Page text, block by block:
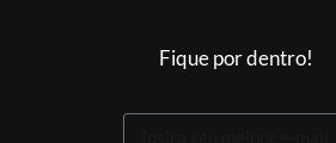
Fique por dentro!